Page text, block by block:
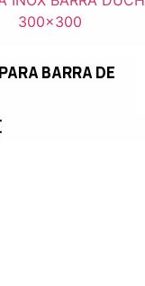
BARRA DE